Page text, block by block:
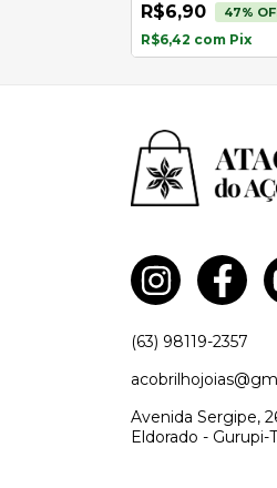
R$6,90 47%
R$6,42 com Pix
(63) 98119-2357
Avenida Sergipe,
Eldorado - Gurupi-